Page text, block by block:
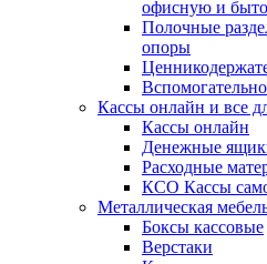
офисную и
Полочные
опоры
Кассы онлайн и все
Кассы онлайн
Денежные
Расходные
КСО Кассы
Металлическая
Боксы кассовые
Верстаки